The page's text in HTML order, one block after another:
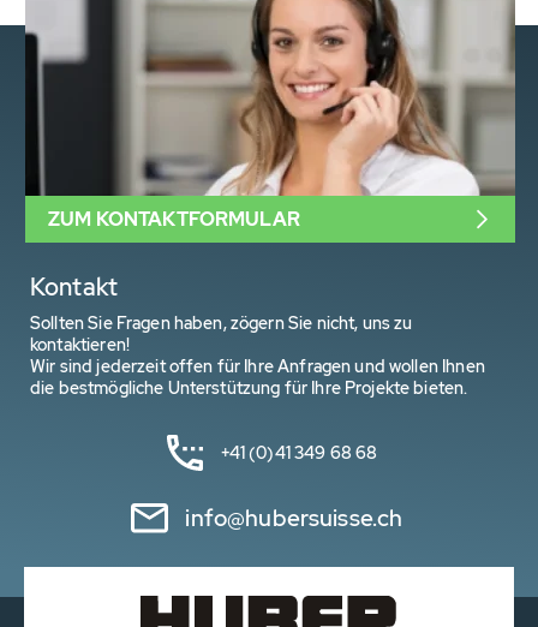
Kontakt
Sollten Sie Fragen haben, zögern Sie nicht, uns zu
kontaktieren!
Wir sind jederzeit offen für Ihre Anfragen und wollen Ihnen
die bestmögliche Unterstützung für Ihre Projekte bieten.
+41 (0)41 349 68 68
info@hubersuisse.ch
ZUM KONTAKTFORMULAR